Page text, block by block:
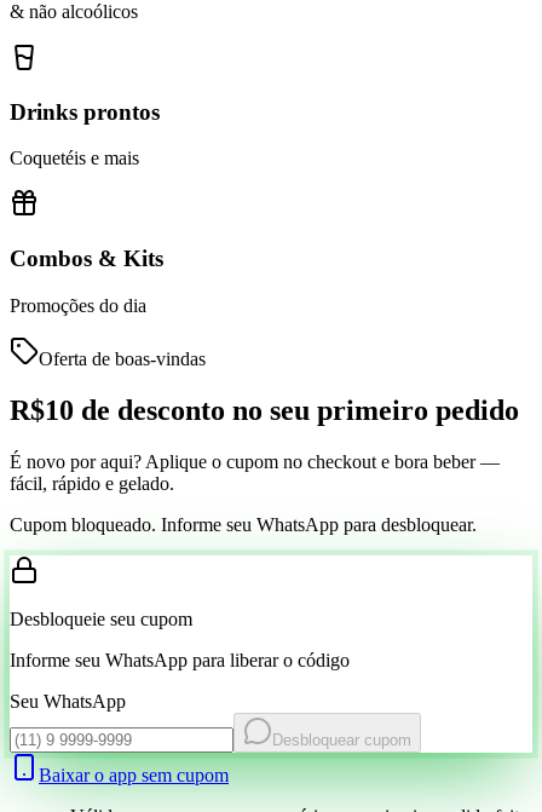
& não alcoólicos
Drinks prontos
Coquetéis e mais
Combos & Kits
Promoções do dia
Oferta de boas-vindas
R$10 de desconto no seu primeiro pedido
É novo por aqui? Aplique o cupom no checkout e bora beber —
fácil, rápido e gelado.
Cupom bloqueado. Informe seu WhatsApp para desbloquear.
Desbloqueie seu cupom
Informe seu WhatsApp para liberar o código
Seu WhatsApp
Desbloquear cupom
Baixar o app sem cupom